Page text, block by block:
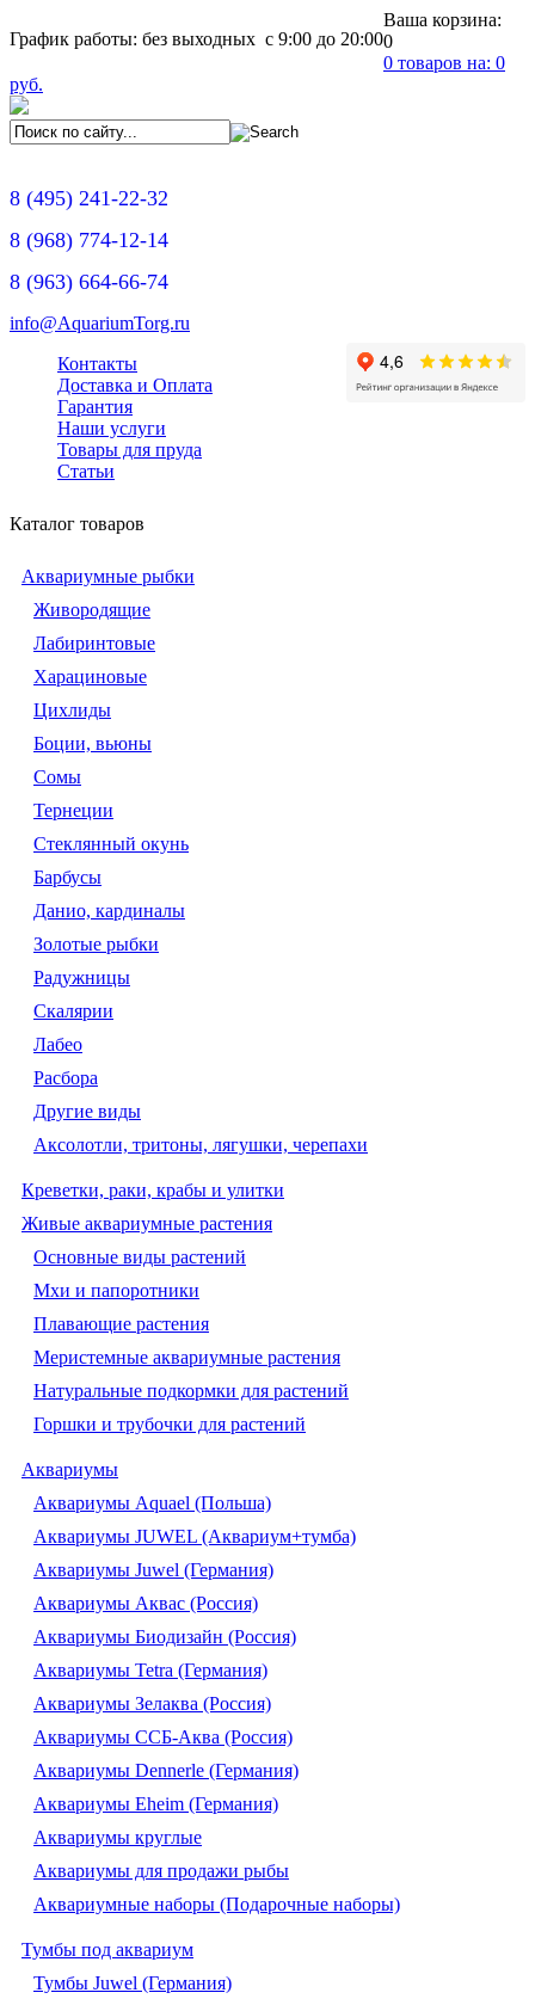
График работы: без выходных с 9:00 до 20:00
Ваша корзина:
0
0 товаров на: 0
руб.
8 (495) 241-22-32
8 (968) 774-12-14
8 (963) 664-66-74
info@AquariumTorg.ru
Контакты
Доставка и Оплата
Гарантия
Наши услуги
Товары для пруда
Статьи
Каталог товаров
Аквариумные рыбки
Живородящие
Лабиринтовые
Харациновые
Цихлиды
Боции, вьюны
Сомы
Тернеции
Стеклянный окунь
Барбусы
Данио, кардиналы
Золотые рыбки
Радужницы
Скалярии
Лабео
Расбора
Другие виды
Аксолотли, тритоны, лягушки, черепахи
Креветки, раки, крабы и улитки
Живые аквариумные растения
Основные виды растений
Мхи и папоротники
Плавающие растения
Меристемные аквариумные растения
Натуральные подкормки для растений
Горшки и трубочки для растений
Аквариумы
Аквариумы Aquael (Польша)
Аквариумы JUWEL (Аквариум+тумба)
Аквариумы Juwel (Германия)
Аквариумы Аквас (Россия)
Аквариумы Биодизайн (Россия)
Аквариумы Tetra (Германия)
Аквариумы Зелаква (Россия)
Аквариумы ССБ-Аква (Россия)
Аквариумы Dennerle (Германия)
Аквариумы Eheim (Германия)
Аквариумы круглые
Аквариумы для продажи рыбы
Аквариумные наборы (Подарочные наборы)
Тумбы под аквариум
Тумбы Juwel (Германия)